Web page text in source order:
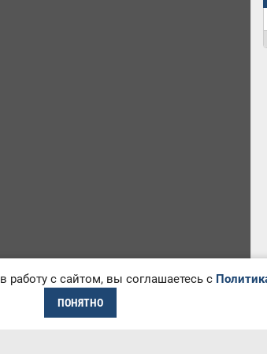
с сайтом, вы соглашаетесь с
ПОНЯТНО